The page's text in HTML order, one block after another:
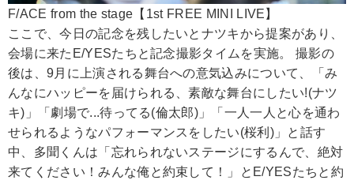
F/ACE from the stage【1st FREE MINI LIVE】
ここで、今日の記念を残したいとナツキから提案があり、
会場に来たE/YESたちと記念撮影タイムを実施。 撮影の
後は、9月に上演される舞台への意気込みについて、「み
んなにハッピーを届けられる、素敵な舞台にしたい!(ナツ
キ)」「劇場で...待ってる(倫太郎)」「一人一人と心を通わ
せられるようなパフォーマンスをしたい(桜利)」と話す
中、多聞くんは「忘れられないステージにするんで、絶対
来てください！みんな俺と約束して！」とE/YESたちと約